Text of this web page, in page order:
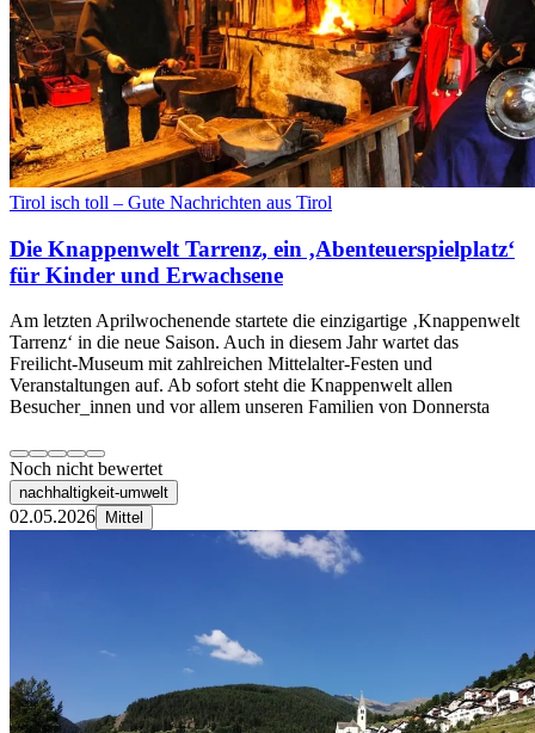
Tirol isch toll – Gute Nachrichten aus Tirol
Die Knappenwelt Tarrenz, ein ‚Abenteuerspielplatz‘
für Kinder und Erwachsene
Am letzten Aprilwochenende startete die einzigartige ‚Knappenwelt
Tarrenz‘ in die neue Saison. Auch in diesem Jahr wartet das
Freilicht-Museum mit zahlreichen Mittelalter-Festen und
Veranstaltungen auf. Ab sofort steht die Knappenwelt allen
Besucher_innen und vor allem unseren Familien von Donnersta
Noch nicht bewertet
nachhaltigkeit-umwelt
02.05.2026 Mittel